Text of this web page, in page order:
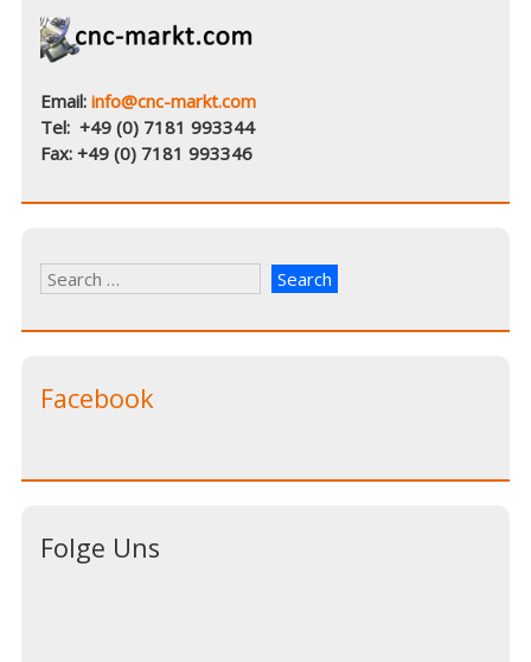
Email:info@cnc-markt.com
Tel: +49 (0) 7181 993344
Fax: +49 (0) 7181 993346
Facebook
Folge Uns